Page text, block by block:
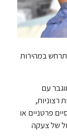
במהירות
עם
רצוניות,
פרטניים או
של צעקה